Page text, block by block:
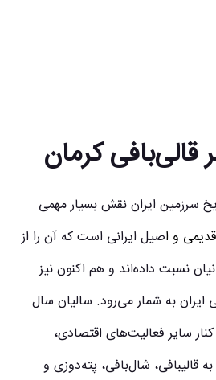
قالی‌بافی کرمان
سرزمین ایران نقش بسیار مهمی
و اصیل ایرانی است که آن را از
نسبت داده‌اند و هم‌ اکنون نیز
به شمار می‌رود. سالیان سال
سایر فعالیت‌های اقتصادی،
قالیبافی، شال‌بافی، پته‌دوزی و